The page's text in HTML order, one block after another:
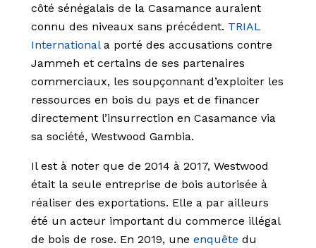
côté sénégalais de la Casamance auraient
connu des niveaux sans précédent. TRIAL
Internationala porté des accusations contre
Jammeh et certains de ses partenaires
commerciaux, les soupçonnant d’exploiter les
ressources en bois du pays et de financer
directement l’insurrection en Casamance via
sa société, Westwood Gambia.
Il est à noter que de 2014 à 2017, Westwood
était la seule entreprise de bois autorisée à
réaliser des exportations. Elle a par ailleurs
été un acteur important du commerce illégal
de bois de rose. En 2019, une enquête du